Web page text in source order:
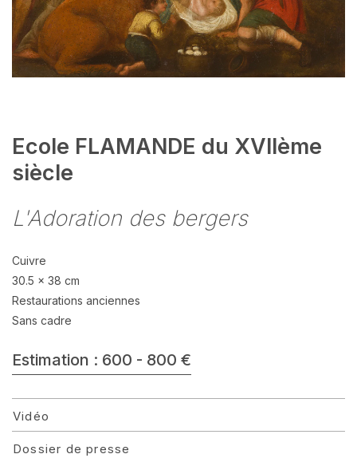
Ecole FLAMANDE du XVIIème
siècle
L'Adoration des bergers
Cuivre
30.5 x 38 cm
Restaurations anciennes
Sans cadre
Estimation : 600 - 800 €
Vidéo
Dossier de presse